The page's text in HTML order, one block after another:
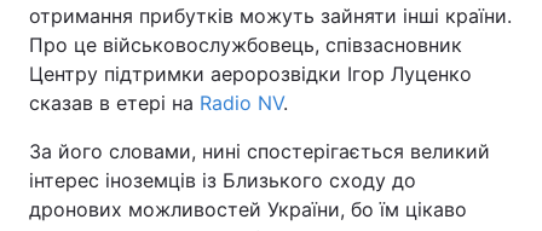
Техно і зв'язок
Зброя Інциденти
Здоров'я Туризм
Цікавинки Погода
отримання прибутків можуть зайняти інші країни.
Про це військовослужбовець, співзасновник
Центру підтримки аеророзвідки Ігор Луценко
сказав в етері на Radio NV.
За його словами, нині спостерігається великий
інтерес іноземців із Близького сходу до
дронових можливостей України, бо їм цікаво